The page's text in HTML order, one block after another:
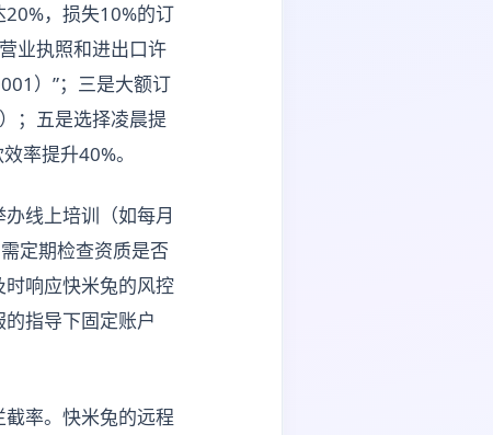
，损失10%的订
业执照和进出口许
）”；三是大额订
；五是选择凌晨提
率提升40%。
线上培训（如每月
定期检查资质是否
响应快米兔的风控
指导下固定账户
率。快米兔的远程